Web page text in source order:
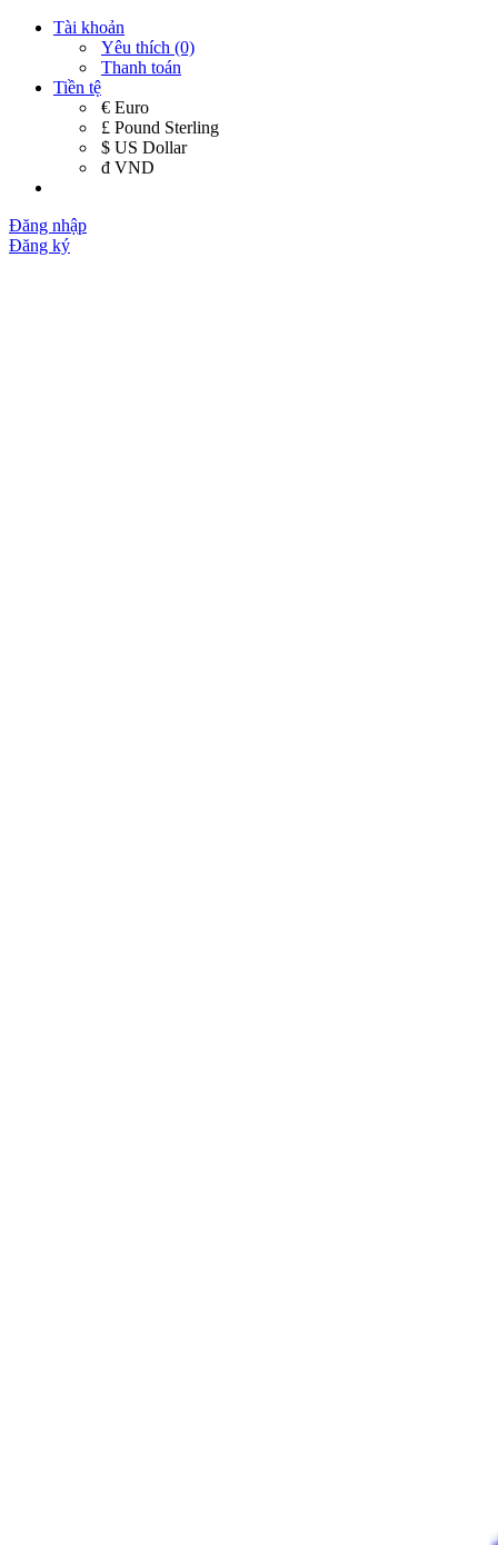
Tài khoản
Yêu thích (0)
Thanh toán
Tiền tệ
€ Euro
£ Pound Sterling
$ US Dollar
đ VND
Đăng nhập
Đăng ký